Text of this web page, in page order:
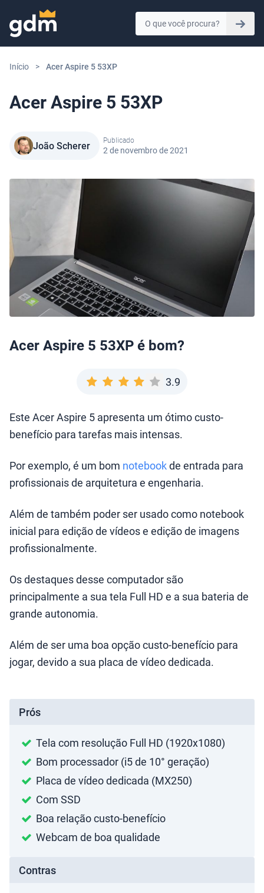
Skip to content
Início > Acer Aspire 5 53XP
Acer Aspire 5 53XP
João Scherer Publicado
2 de novembro de 2021
Acer Aspire 5 53XP é bom?
3.9
Este Acer Aspire 5 apresenta um ótimo custo-
benefício para tarefas mais intensas.
Por exemplo, é um bom notebookde entrada para
profissionais de arquitetura e engenharia.
Além de também poder ser usado como notebook
inicial para edição de vídeos e edição de imagens
profissionalmente.
Os destaques desse computador são
principalmente a sua tela Full HD e a sua bateria de
grande autonomia.
Além de ser uma boa opção custo-benefício para
jogar, devido a sua placa de vídeo dedicada.
Prós
Tela com resolução Full HD (1920x1080)
Bom processador (i5 de 10° geração)
Placa de vídeo dedicada (MX250)
Com SSD
Boa relação custo-benefício
Webcam de boa qualidade
Contras